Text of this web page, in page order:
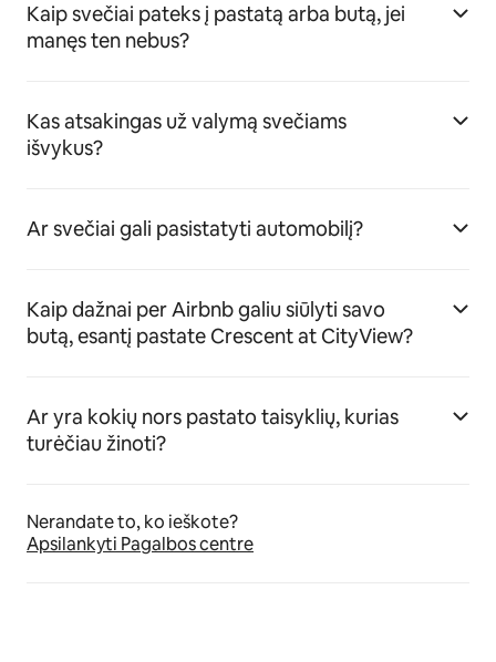
Kaip svečiai pateks į pastatą arba butą, jei
manęs ten nebus?
Kas atsakingas už valymą svečiams
išvykus?
Ar svečiai gali pasistatyti automobilį?
Kaip dažnai per Airbnb galiu siūlyti savo
butą, esantį pastate Crescent at CityView?
Ar yra kokių nors pastato taisyklių, kurias
turėčiau žinoti?
Nerandate to, ko ieškote?
Apsilankyti Pagalbos centre